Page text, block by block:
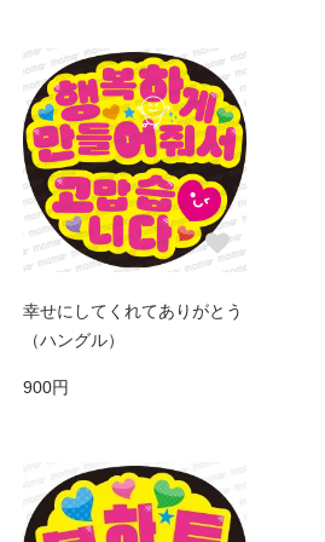
幸せにしてくれてありがとう
（ハングル）
900円